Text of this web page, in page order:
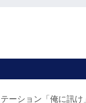
ーション「俺に訊け